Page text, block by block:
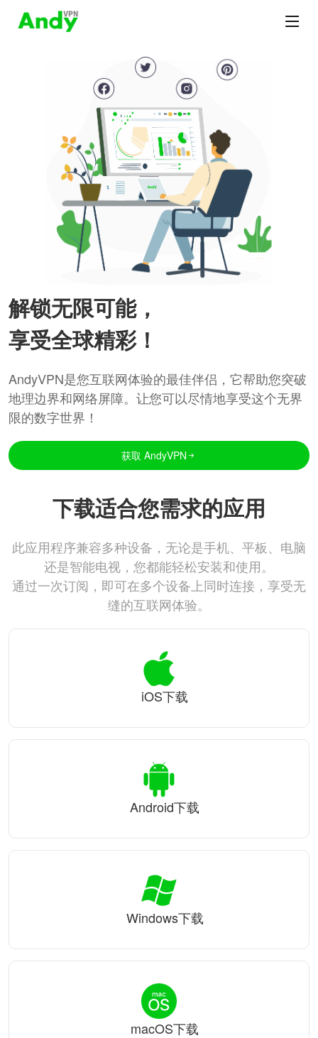
解锁无限可能，
享受全球精彩！
AndyVPN是您互联网体验的最佳伴侣，它帮助您突破
地理边界和网络屏障。让您可以尽情地享受这个无界
限的数字世界！
获取 AndyVPN
下载适合您需求的应用
此应用程序兼容多种设备，无论是手机、平板、电脑
还是智能电视，您都能轻松安装和使用。
通过一次订阅，即可在多个设备上同时连接，享受无
缝的互联网体验。
iOS下载
Android下载
Windows下载
macOS下载